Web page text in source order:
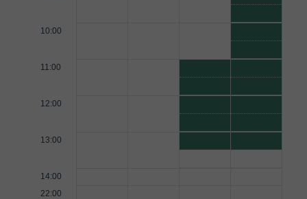
10:00
11:00
12:00
13:00
14:00
22:00